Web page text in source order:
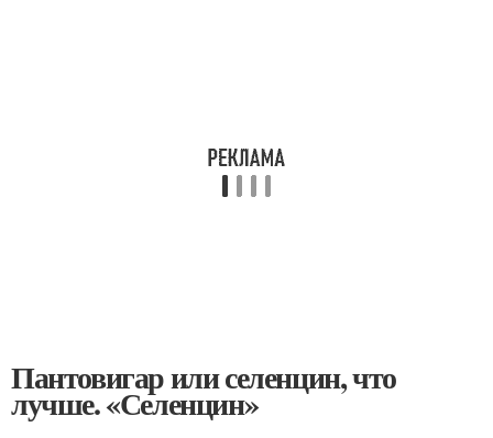
Пантовигар или селенцин, что
лучше. «Селенцин»